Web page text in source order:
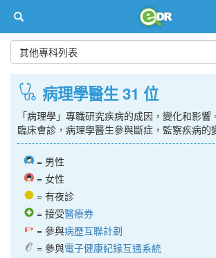
其他專科列表
病理學醫生 31 位
「病理學」專職研究疾病的成因，變化和影
臨床會診，病理學醫生參與斷症，監察疾病的
= 男性
= 女性
= 有夜診
= 接受醫療券
= 參與病歷互聯計劃
= 參與電子健康紀䤸互通系統